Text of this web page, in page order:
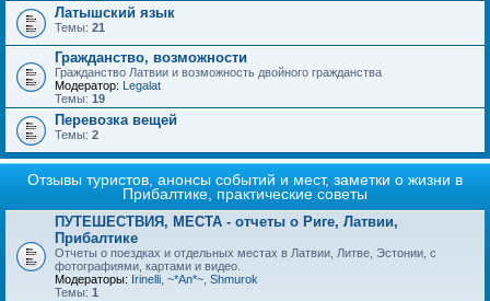
Латышский язык
Темы: 21
Гражданство, возможности
Гражданство Латвии и возможность двойного гражданства
Модератор:
Legalat
Темы: 19
Перевозка вещей
Темы: 2
Отзывы туристов, анонсы событий и мест, заметки о жизни в
Прибалтике, практические советы
ПУТЕШЕСТВИЯ, МЕСТА - отчеты о Риге, Латвии,
Прибалтике
Отчеты о поездках и отдельных местах в Латвии, Литве, Эстонии, с
фотографиями, картами и видео.
Модераторы: Irinelli ~*An*~ Shmurok
Темы: 1